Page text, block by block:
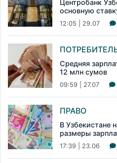
Центробанк
основную
12:05 | 29.07
Средняя
12 млн сумов
09:59 | 27.07
ПРАВО
В Узбекистане
размеры
17:39 | 23.06